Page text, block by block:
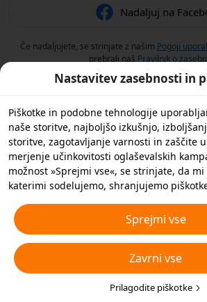
Nadaljuj na
Če nadaljujete, se strinjate z našim Pogoji
prebrali naš Pravilnik o
Nastavitev zasebnosti in
Piškotke in podobne tehnologije
naše storitve, najboljšo izkušnjo,
storitve, zagotavljanje varnosti in zaščite
merjenje učinkovitosti oglaševalskih
možnost »Sprejmi vse«, se strinjate, da
katerimi sodelujemo, shranjujemo
na »Prilagodi piškotke« spodaj ali kadar
zasebnosti lahko zavrnete vse nebistvene
katere vrste piškotkov želite sprejeti ali
podrobnosti si oglejte našPravilnik o
tehnologijah.
Sprejmi vse
Zavrni vse
Prilagodite piškotke